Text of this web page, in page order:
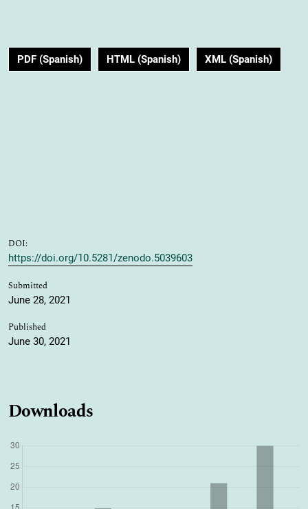
PDF (Spanish) HTML (Spanish) XML (Spanish)
DOI:
https://doi.org/10.5281/zenodo.5039603
Submitted
June 28, 2021
Published
June 30, 2021
Downloads